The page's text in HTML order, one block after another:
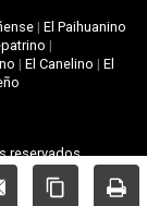
| El Paihuanino
|
|El Canelino |El
reservados.